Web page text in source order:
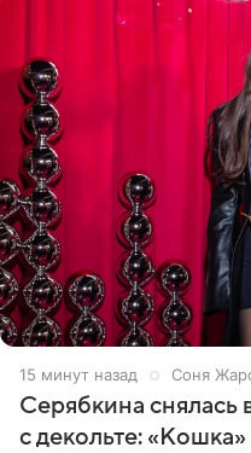
15 минут назад Соня
Серябкина снялась
с декольте: «Кошка»